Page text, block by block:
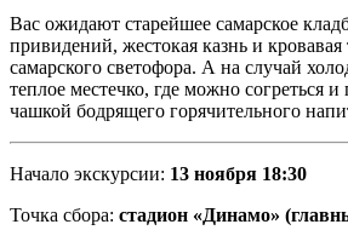
Вас ожидают старейшее самарское
привидений, жестокая казнь и кровавая
самарского светофора. А на случай
теплое местечко, где можно согреться и
чашкой бодрящего горячительного
Начало экскурсии: 13 ноября 18:30
Точка сбора: стадион «Динамо»